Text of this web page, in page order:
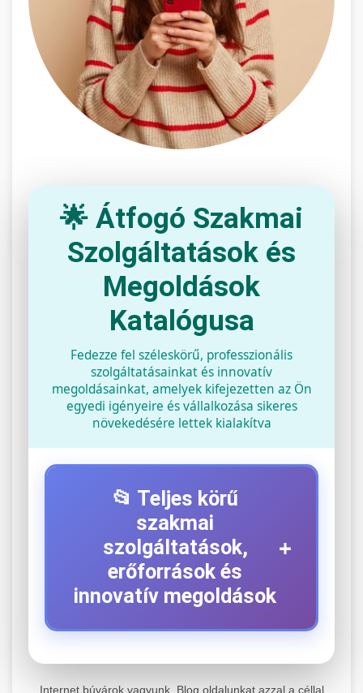
🌟 Átfogó Szakmai
Szolgáltatások és
Megoldások
Katalógusa
Fedezze fel széleskörű, professzionális
szolgáltatásainkat és innovatív
megoldásainkat, amelyek kifejezetten az Ön
egyedi igényeire és vállalkozása sikeres
növekedésére lettek kialakítva
📂 Teljes körű
szakmai
szolgáltatások,
erőforrások és
innovatív megoldások
+
+
Internet búvárok vagyunk. Blog oldalunkat azzal a céllal